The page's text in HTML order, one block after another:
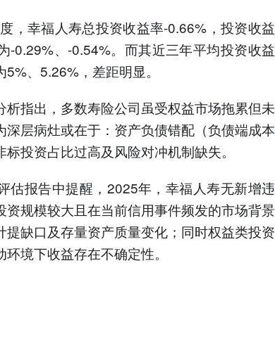
，幸福人寿总投资收益率-0.66%，投资收益
-0.29%、-0.54%。而其近三年平均投资收益
、5.26%，差距明显。
指出，多数寿险公司虽受权益市场拖累但未
深层病灶或在于：资产负债错配（负债端成本
投资占比过高及风险对冲机制缺失。
估报告中提醒，2025年，幸福人寿无新增违
规模较大且在当前信用事件频发的市场背景
缺口及存量资产质量变化；同时权益类投资
境下收益存在不确定性。